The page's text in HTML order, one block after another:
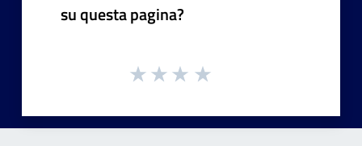
su questa pagina?